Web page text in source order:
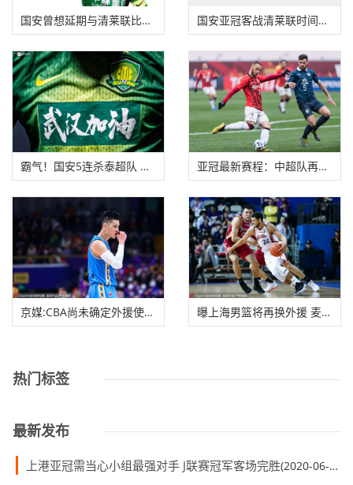
国安曾想延期与清莱联比赛 于大宝李磊能否出场 国安亚冠客战清莱联时间确定 2月18日20点开球
霸气！国安5连杀泰超队 中超队亚冠开门红振奋人 亚冠最新赛程：中超队再度调整 涉及恒大上港国
京媒:CBA尚未确定外援使用政策 外援归队后再制定 曝上海男篮将再换外援 麦卡勒姆已抵华或再携手
热门标签
最新发布
上港亚冠需当心小组最强对手 J联赛冠军客场完胜(2020-06-01)